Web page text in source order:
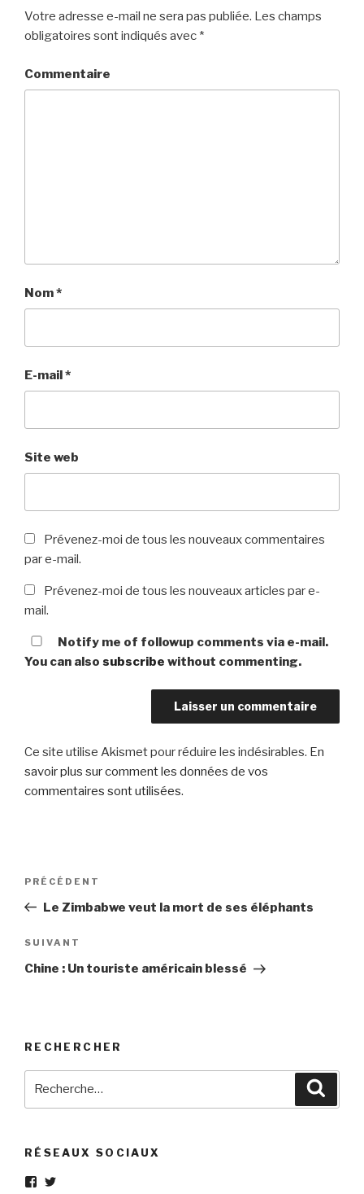
Votre adresse e-mail ne sera pas publiée. Les champs
obligatoires sont indiqués avec *
Commentaire
Nom*
E-mail*
Site web
Prévenez-moi de tous les nouveaux commentaires
par e-mail.
Prévenez-moi de tous les nouveaux articles par e-
mail.
Notify me of followup comments via e-mail.
You can also subscribe without commenting.
Ce site utilise Akismet pour réduire les indésirables. En
savoir plus sur comment les données de vos
commentaires sont utilisées.
Navigation
l’article
Article
précédent
PRÉCÉDENT
Le Zimbabwe veut la mort de ses éléphants
Article
suivant
SUIVANT
Chine : Un touriste américain blessé
RECHERCHER
RÉSEAUX SOCIAUX
VoirVoir